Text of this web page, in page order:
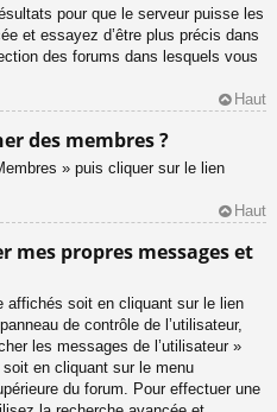
pour que le serveur puisse les
et essayez d’être plus précis dans
des forums dans lesquels vous
Haut
des membres ?
» puis cliquer sur le lien
Haut
mes propres messages et
affichés soit en cliquant sur le lien
de contrôle de l’utilisateur,
les messages de l’utilisateur »
en cliquant sur le menu
du forum. Pour effectuer une